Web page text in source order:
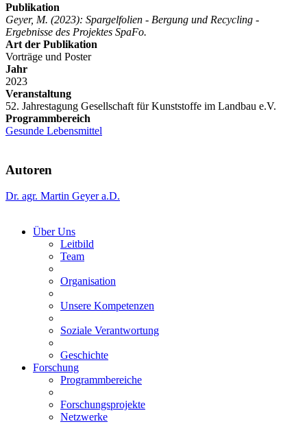
Publikation
Geyer, M. (2023): Spargelfolien - Bergung und Recycling -
Ergebnisse des Projektes SpaFo.
Art der Publikation
Vorträge und Poster
Jahr
2023
Veranstaltung
52. Jahrestagung Gesellschaft für Kunststoffe im Landbau e.V.
Programmbereich
Gesunde Lebensmittel
Autoren
Dr. agr. Martin Geyer a.D.
Über Uns
Leitbild
Team
Organisation
Unsere Kompetenzen
Soziale Verantwortung
Geschichte
Forschung
Programmbereiche
Forschungsprojekte
Netzwerke